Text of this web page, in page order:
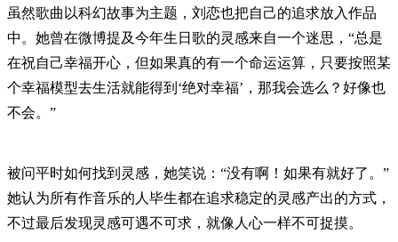
虽然歌曲以科幻故事为主题，刘恋也把自己的追求放入作品
中。她曾在微博提及今年生日歌的灵感来自一个迷思，“总是
在祝自己幸福开心，但如果真的有一个命运运算，只要按照某
个幸福模型去生活就能得到‘绝对幸福’，那我会选么？好像也
不会。”
被问平时如何找到灵感，她笑说：“没有啊！如果有就好了。”
她认为所有作音乐的人毕生都在追求稳定的灵感产出的方式，
不过最后发现灵感可遇不可求，就像人心一样不可捉摸。